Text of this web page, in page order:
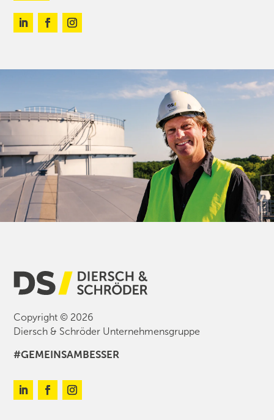
Copyright © 2026
Diersch & Schröder Unternehmensgruppe
#GEMEINSAMBESSER